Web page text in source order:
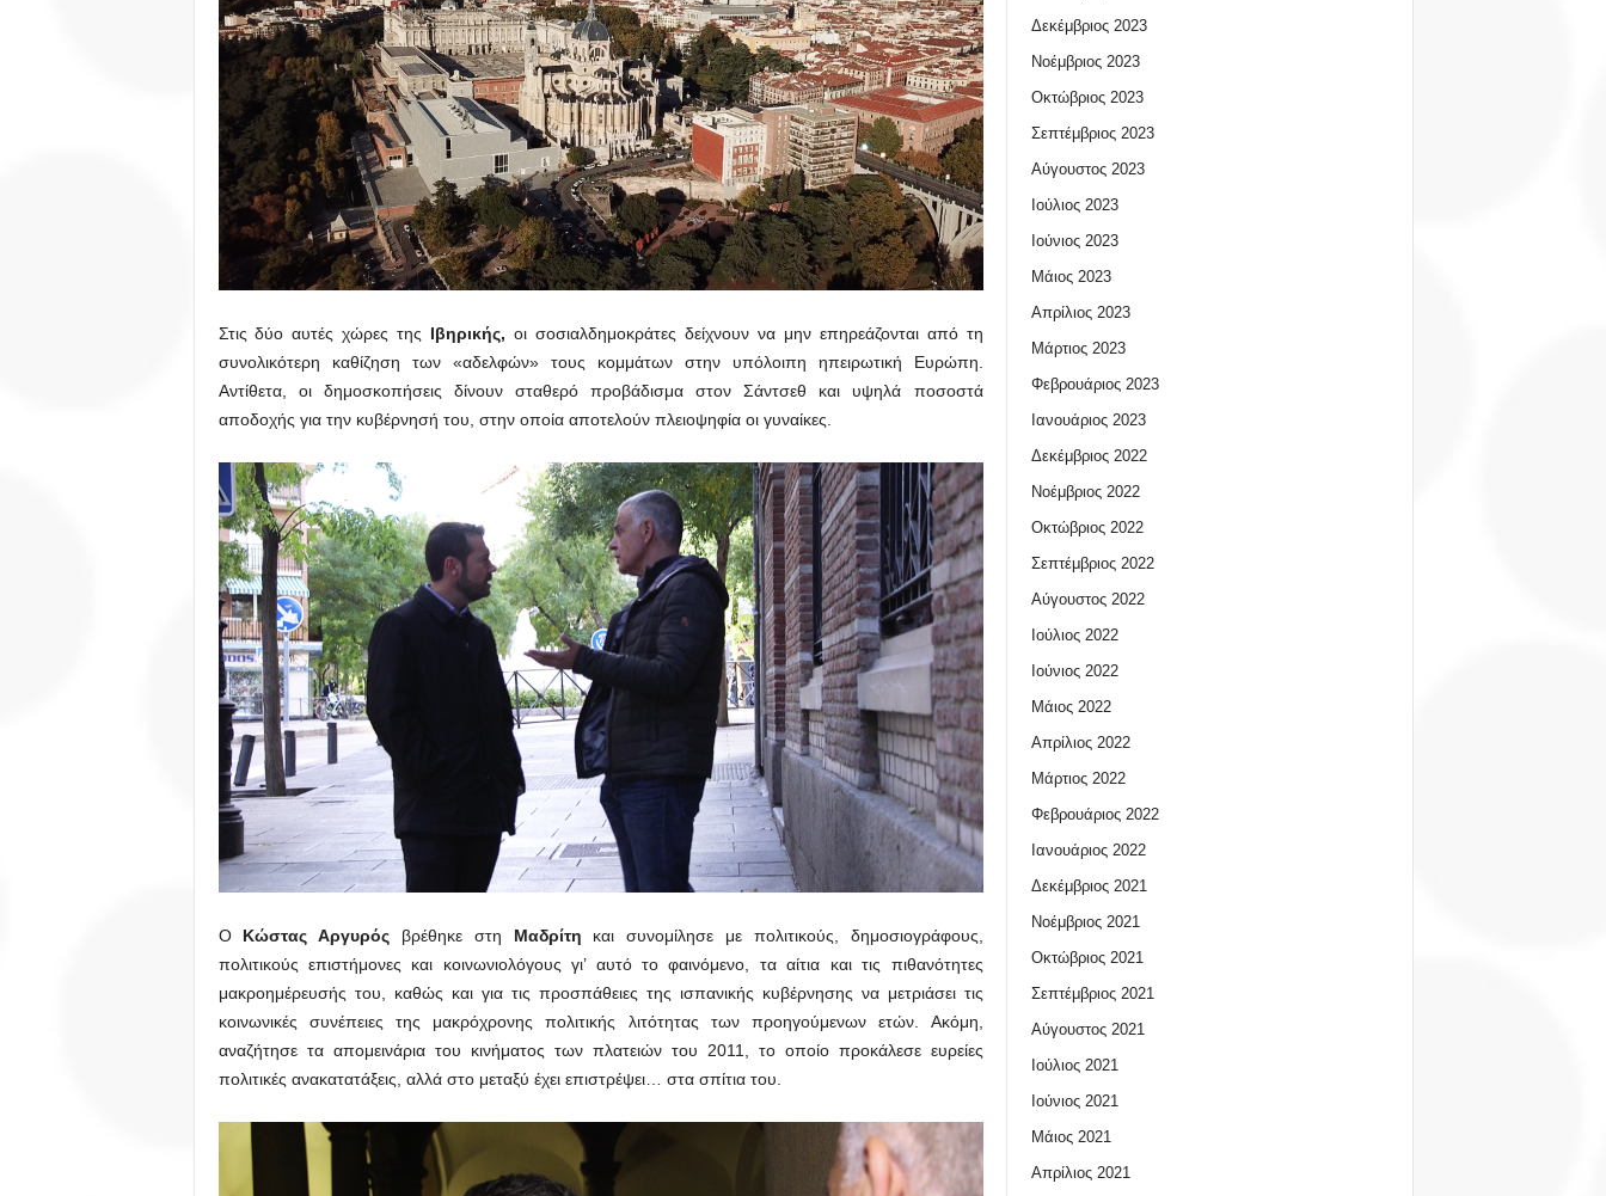
Στις δύο αυτές χώρες της Ιβηρικής, οι σοσιαλδημοκράτες δείχνουν να μην επηρεάζονται από τη
συνολικότερη καθίζηση των «αδελφών» τους κομμάτων στην υπόλοιπη ηπειρωτική Ευρώπη.
Αντίθετα, οι δημοσκοπήσεις δίνουν σταθερό προβάδισμα στον Σάντσεθ και υψηλά ποσοστά
αποδοχής για την κυβέρνησή του, στην οποία αποτελούν πλειοψηφία οι γυναίκες.
Ο Κώστας Αργυρός βρέθηκε στη Μαδρίτη και συνομίλησε με πολιτικούς, δημοσιογράφους,
πολιτικούς επιστήμονες και κοινωνιολόγους γι’ αυτό το φαινόμενο, τα αίτια και τις πιθανότητες
μακροημέρευσής του, καθώς και για τις προσπάθειες της ισπανικής κυβέρνησης να μετριάσει τις
κοινωνικές συνέπειες της μακρόχρονης πολιτικής λιτότητας των προηγούμενων ετών. Ακόμη,
αναζήτησε τα απομεινάρια του κινήματος των πλατειών του 2011, το οποίο προκάλεσε ευρείες
πολιτικές ανακατατάξεις, αλλά στο μεταξύ έχει επιστρέψει… στα σπίτια του.
Δεκέμβριος 2023
Νοέμβριος 2023
Οκτώβριος 2023
Σεπτέμβριος 2023
Αύγουστος 2023
Ιούλιος 2023
Ιούνιος 2023
Μάιος 2023
Απρίλιος 2023
Μάρτιος 2023
Φεβρουάριος 2023
Ιανουάριος 2023
Δεκέμβριος 2022
Νοέμβριος 2022
Οκτώβριος 2022
Σεπτέμβριος 2022
Αύγουστος 2022
Ιούλιος 2022
Ιούνιος 2022
Μάιος 2022
Απρίλιος 2022
Μάρτιος 2022
Φεβρουάριος 2022
Ιανουάριος 2022
Δεκέμβριος 2021
Νοέμβριος 2021
Οκτώβριος 2021
Σεπτέμβριος 2021
Αύγουστος 2021
Ιούλιος 2021
Ιούνιος 2021
Μάιος 2021
Απρίλιος 2021